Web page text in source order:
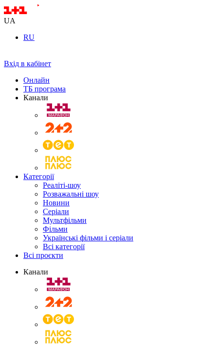
UA
RU
Вхід в кабінет
Онлайн
ТБ програма
Канали
Категорії
Реаліті-шоу
Розважальні шоу
Новини
Серіали
Мультфільми
Фільми
Українські фільми і серіали
Всі категорії
Всі проєкти
Канали